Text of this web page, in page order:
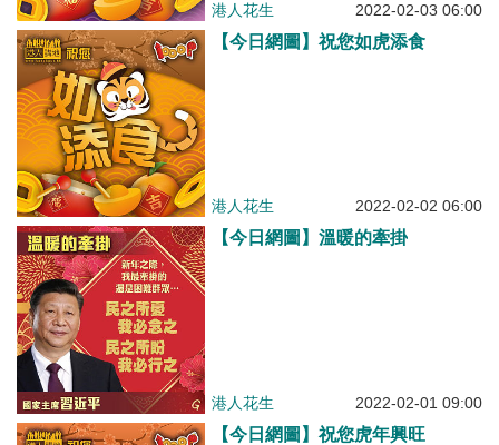
港人花生 2022-02-03 06:00
【今日網圖】祝您如虎添食
港人花生 2022-02-02 06:00
【今日網圖】溫暖的牽掛
港人花生 2022-02-01 09:00
【今日網圖】祝您虎年興旺